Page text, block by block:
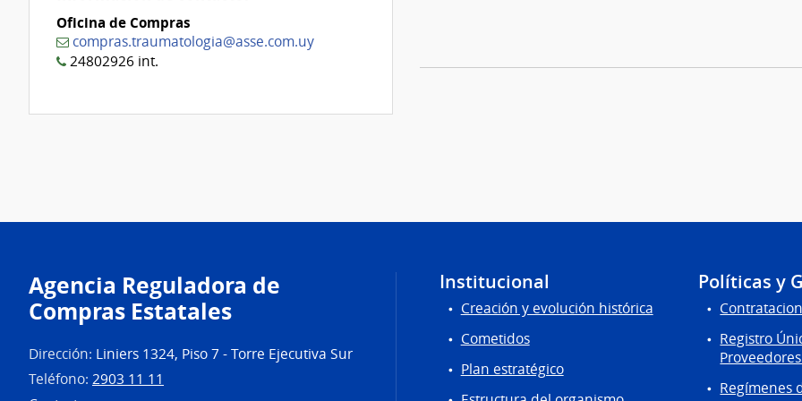
Oficina de Compras
compras.traumatologia@asse.com.uy
24802926 int.
Agencia Reguladora de
Compras Estatales
Dirección: Liniers 1324, Piso 7 - Torre Ejecutiva Sur
Teléfono: 2903 11 11
Institucional
Creación y evolución histórica
Cometidos
Plan estratégico
Políticas y
Registro
Regímenes